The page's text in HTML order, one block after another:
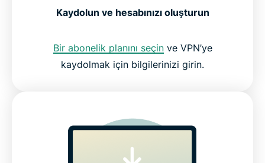
Kaydolun ve hesabınızı oluşturun
Bir abonelik planını seçinve VPN’ye
kaydolmak için bilgilerinizi girin.